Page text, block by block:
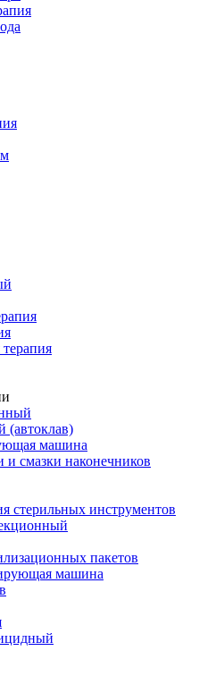
(автоклав)
машина
и смазки наконечников
стерильных инструментов
пакетов
машина